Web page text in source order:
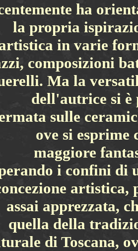
ha
la propria
in varie
composizioni
Ma la
dell'autrice si è
sulle
ove si esprime
maggiore
i confini di
artistica,
assai apprezzata,
quella della
di Toscana,